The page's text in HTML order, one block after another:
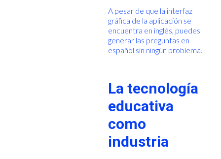
A pesar de que la interfaz
gráfica de la aplicación se
encuentra en inglés, puedes
generar las preguntas en
español sin ningún problema.
La tecnología
educativa
como
industria